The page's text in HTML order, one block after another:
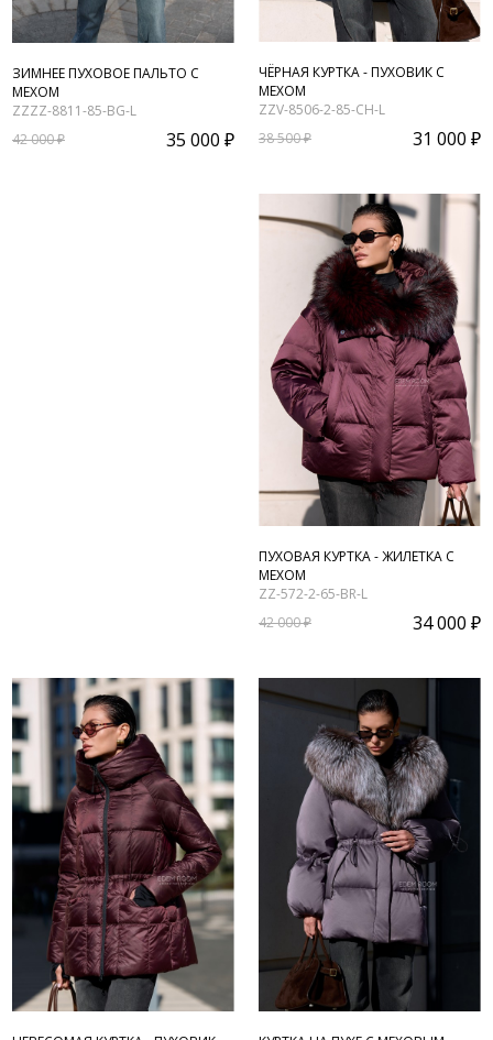
ЗИМНЕЕ ПУХОВОЕ ПАЛЬТО С
МЕХОМ
ZZZZ-8811-85-BG-L
42 000 ₽
35 000 ₽
ЧЁРНАЯ КУРТКА - ПУХОВИК С
МЕХОМ
ZZV-8506-2-85-CH-L
38 500 ₽
31 000 ₽
ПУХОВАЯ КУРТКА - ЖИЛЕТКА С
МЕХОМ
ZZ-572-2-65-BR-L
42 000 ₽
34 000 ₽